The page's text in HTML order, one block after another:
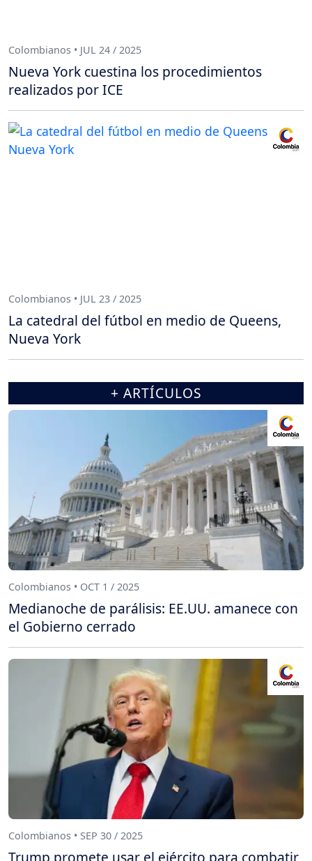
Colombianos • JUL 24 / 2025
Nueva York cuestina los procedimientos
realizados por ICE
Colombianos • JUL 23 / 2025
La catedral del fútbol en medio de Queens,
Nueva York
+ ARTÍCULOS
Colombianos • OCT 1 / 2025
Medianoche de parálisis: EE.UU. amanece con
el Gobierno cerrado
Colombianos • SEP 30 / 2025
Trump promete usar el ejército para combatir